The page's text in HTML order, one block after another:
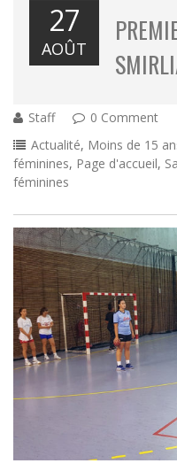
27
AOÛT
Staff
0 Comment
Actualité, Moins de 15
féminines, Page d'accueil,
féminines